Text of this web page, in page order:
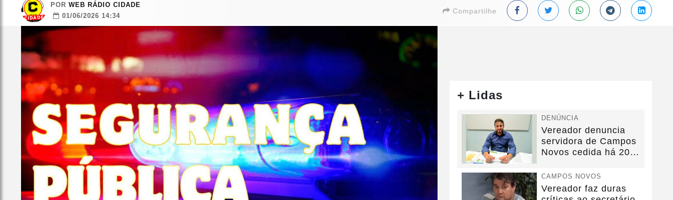
POR WEB RÁDIO CIDADE
01/06/2026 14:34
Compartilhe
+ Lidas
DENÚNCIA
Vereador denuncia
servidora de Campos
Novos cedida há 20
CAMPOS NOVOS
Vereador faz duras